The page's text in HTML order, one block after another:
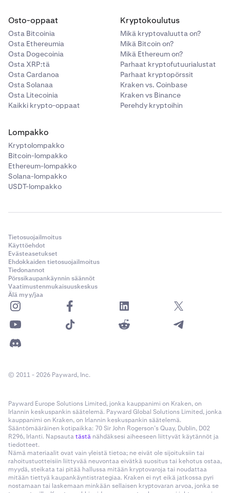
Osto-oppaat
Osta Bitcoinia
Osta Ethereumia
Osta Dogecoinia
Osta XRP:tä
Osta Cardanoa
Osta Solanaa
Osta Litecoinia
Kaikki krypto-oppaat
Kryptokoulutus
Mikä kryptovaluutta on?
Mikä Bitcoin on?
Mikä Ethereum on?
Parhaat kryptofutuurialustat
Parhaat kryptopörssit
Kraken vs. Coinbase
Kraken vs Binance
Perehdy kryptoihin
Lompakko
Kryptolompakko
Bitcoin-lompakko
Ethereum-lompakko
Solana-lompakko
USDT-lompakko
Tietosuojailmoitus
Käyttöehdot
Evästeasetukset
Ehdokkaiden tietosuojailmoitus
Tiedonannot
Pörssikaupankäynnin säännöt
Vaatimustenmukaisuuskeskus
Älä myy/jaa
© 2011 - 2026 Payward, Inc.
Payward Europe Solutions Limited, jonka kauppanimi on Kraken, on
Irlannin keskuspankin säätelemä. Payward Global Solutions Limited, jonka
kauppanimi on Kraken, on Irlannin keskuspankin säätelemä.
Sääntömääräinen kotipaikka: 70 Sir John Rogerson’s Quay, Dublin, D02
R296, Irlanti. Napsautatästä nähdäksesi aiheeseen liittyvät käytännöt ja
tiedotteet.
Nämä materiaalit ovat vain yleistä tietoa; ne eivät ole sijoituksiin tai
rahoitustuotteisiin liittyvää neuvontaa eivätkä suositus tai kehotus ostaa,
myydä, steikata tai pitää hallussa mitään kryptovaroja tai noudattaa
mitään tiettyä kaupankäyntistrategiaa. Kraken ei nyt eikä jatkossa pyri
nostamaan tai laskemaan minkään sellaisen kryptovaran arvoa, jonka se